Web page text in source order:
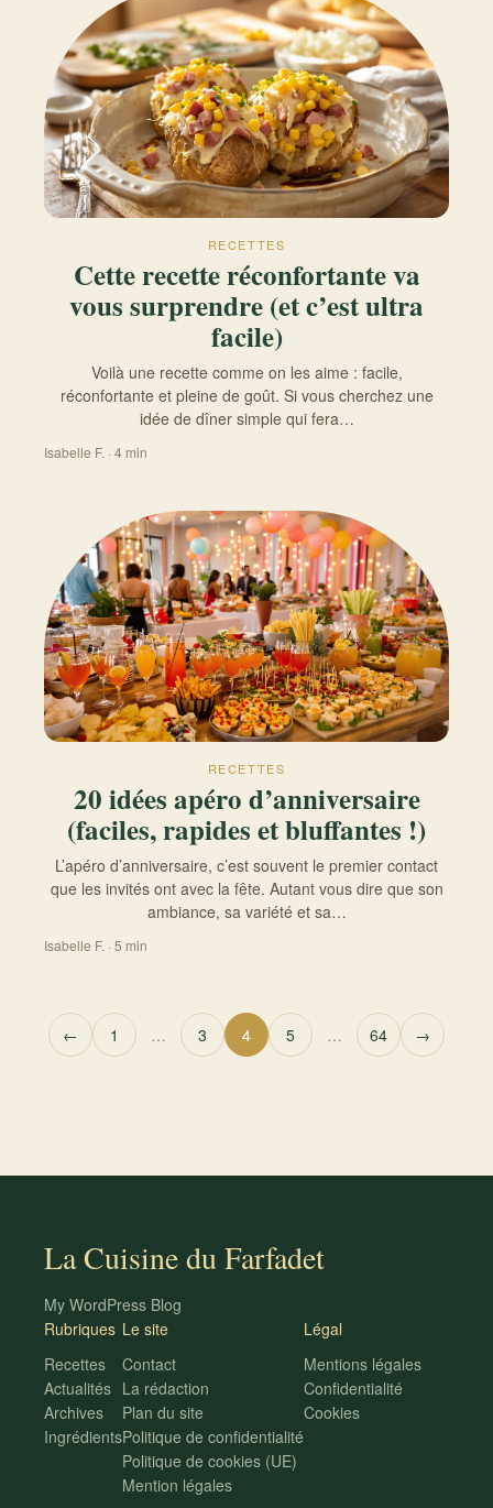
RECETTES
Cette recette réconfortante va
vous surprendre (et c’est ultra
facile)
Voilà une recette comme on les aime : facile,
réconfortante et pleine de goût. Si vous cherchez une
idée de dîner simple qui fera…
Isabelle F. · 4 min
RECETTES
20 idées apéro d’anniversaire
(faciles, rapides et bluffantes !)
L’apéro d’anniversaire, c’est souvent le premier contact
que les invités ont avec la fête. Autant vous dire que son
ambiance, sa variété et sa…
Isabelle F. · 5 min
Pagination des publications
← 1 … 3 4 5 … 64 →
La Cuisine du Farfadet
My WordPress Blog
Rubriques
Recettes
Actualités
Archives
Ingrédients
Le site
Contact
La rédaction
Plan du site
Politique de confidentialité
Politique de cookies (UE)
Mention légales
Légal
Mentions légales
Confidentialité
Cookies